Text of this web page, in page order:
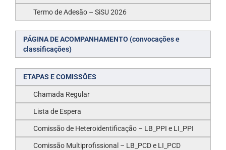
Termo de Adesão – SiSU 2026
PÁGINA DE ACOMPANHAMENTO (convocações e
classificações)
ETAPAS E COMISSÕES
Chamada Regular
Lista de Espera
Comissão de Heteroidentificação – LB_PPI e LI_PPI
Comissão Multiprofissional – LB_PCD e LI_PCD